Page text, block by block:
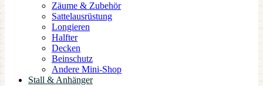
Zäume & Zubehör
Sattelausrüstung
Longieren
Halfter
Decken
Beinschutz
Andere Mini-Shop
Stall & Anhänger